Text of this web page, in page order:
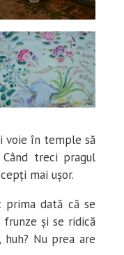
voie în temple să
treci pragul
mai ușor.
dată că se
și se ridică
Nu prea are